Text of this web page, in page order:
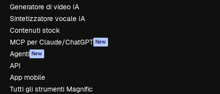
Generatore di video IA
Sintetizzatore vocale IA
Contenuti stock
MCP per Claude/ChatGPT New
Agenti New
API
App mobile
Tutti gli strumenti Magnific